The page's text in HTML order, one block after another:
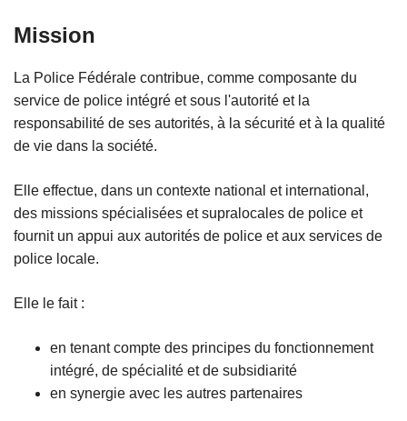
Mission
La Police Fédérale contribue, comme composante du
service de police intégré et sous l'autorité et la
responsabilité de ses autorités, à la sécurité et à la qualité
de vie dans la société.
Elle effectue, dans un contexte national et international,
des missions spécialisées et supralocales de police et
fournit un appui aux autorités de police et aux services de
police locale.
Elle le fait :
en tenant compte des principes du fonctionnement
intégré, de spécialité et de subsidiarité
en synergie avec les autres partenaires